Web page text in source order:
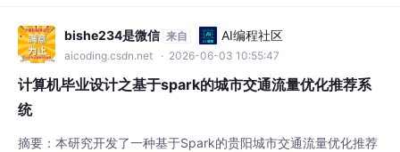
bishe234是微信 来自 AI编程社区
aicoding.csdn.net · 2026-06-03 10:55:47
计算机毕业设计之基于spark的城市交通流量优化推荐系
统
摘要：本研究开发了一种基于Spark的贵阳城市交通流量优化推荐